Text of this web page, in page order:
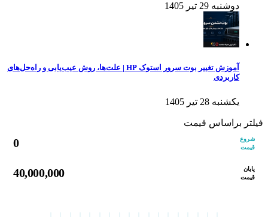
دوشنبه 29 تیر 1405
آموزش تغییر بوت سرور استوک HP | علت‌ها، روش عیب‌یابی و راه‌حل‌های
کاربردی
یکشنبه 28 تیر 1405
فیلتر براساس قیمت
شروع
قیمت
0
پایان
قیمت
40,000,000